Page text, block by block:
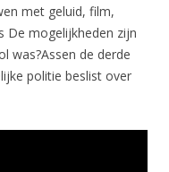
met geluid, film,
De mogelijkheden zijn
was?Assen de derde
politie beslist over